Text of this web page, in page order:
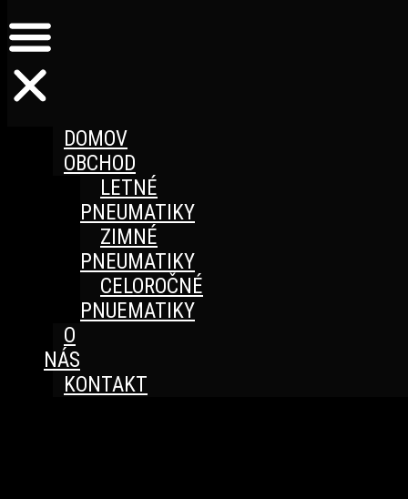
DOMOV
OBCHOD
LETNÉ
PNEUMATIKY
ZIMNÉ
PNEUMATIKY
CELOROČNÉ
PNUEMATIKY
O
NÁS
KONTAKT